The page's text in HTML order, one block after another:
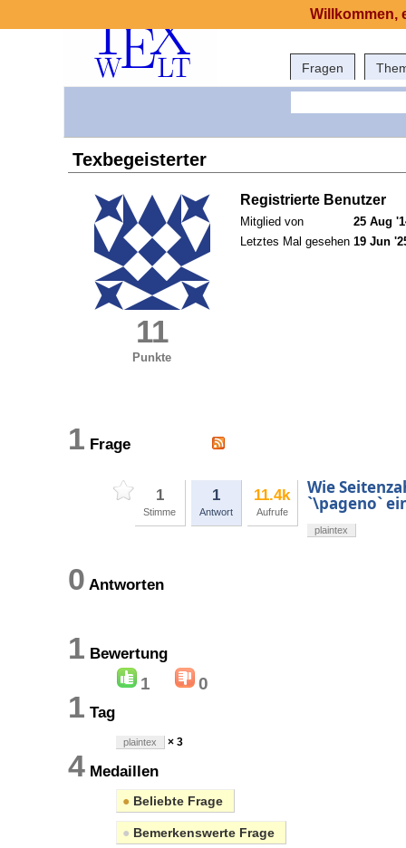
Fragen
Texbegeisterter
11
Punkte
Registrierte Benutzer
Mitglied von
25 Aug
Letztes Mal gesehen 19 Jun
1 Frage
1
Stimme
1
Antwort
11.4k
Aufrufe
Wie
`\pageno`
plaintex
0 Antworten
1 Bewertung
1 0
1 Tag
plaintex × 3
4 Medaillen
● Beliebte Frage
● Bemerkenswerte Frage
Willkommen,